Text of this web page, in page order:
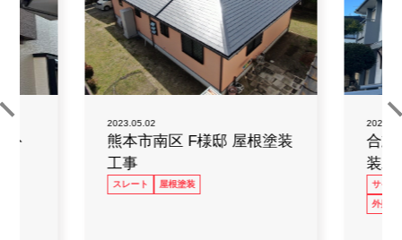
外
2023.05.02
熊本市南区 F様邸 屋根塗装
工事
スレート 屋根塗装
合志
装工
サイデ
外壁塗